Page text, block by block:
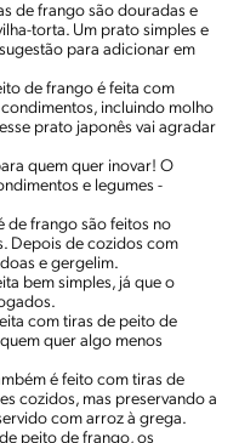
de frango são douradas e
torta. Um prato simples e
para adicionar em
de frango é feita com
incluindo molho
prato japonês vai agradar
quem quer inovar! O
e legumes -
de frango são feitos no
Depois de cozidos com
e gergelim.
bem simples, já que o
com tiras de peito de
quer algo menos
é feito com tiras de
cozidos, mas preservando a
com arroz à grega.
peito de frango, os